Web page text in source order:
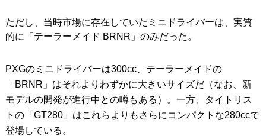
ただし、当時市場に存在していたミニドライバーは、実質
的に「テーラーメイド BRNR」のみだった。
PXGのミニドライバーは300cc、テーラーメイドの
「BRNR」はそれよりわずかに大きいサイズだ（なお、新
モデルの開発が進行中との噂もある）。一方、タイトリス
トの「GT280」はこれらよりもさらにコンパクトな280ccで
登場している。